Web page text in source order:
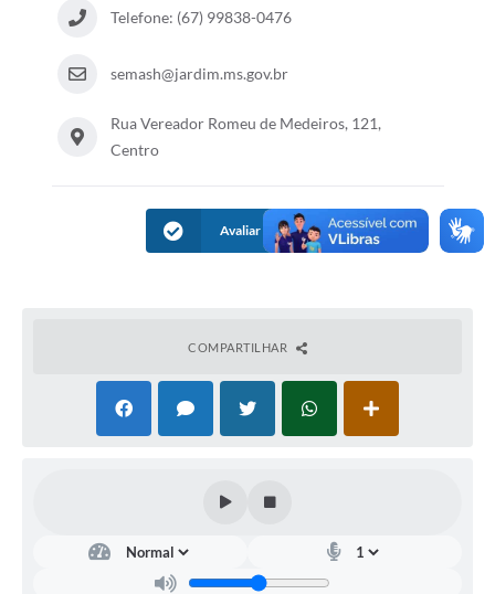
Telefone: (67) 99838-0476
semash@jardim.ms.gov.br
Rua Vereador Romeu de Medeiros, 121,
Centro
Avaliar Informação
COMPARTILHAR